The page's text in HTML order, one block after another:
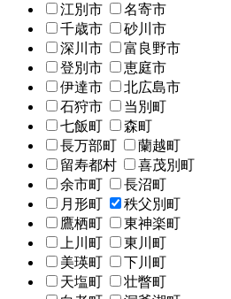
江別市
名寄市
千歳市
砂川市
深川市
富良野市
登別市
恵庭市
伊達市
北広島市
石狩市
当別町
七飯町
森町
長万部町
蘭越町
留寿都村
喜茂別町
余市町
長沼町
月形町
秩父別町
鷹栖町
東神楽町
上川町
東川町
美瑛町
下川町
天塩町
壮瞥町